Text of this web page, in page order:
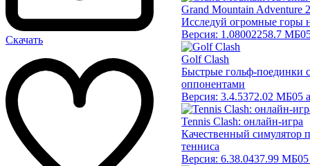
Скачать
Grand Mountain Adventure
Исследуй огромные горы
Версия: 1.08002258.7 МБ
Golf Clash
Быстрые гольф-поединки
оппонентами
Версия: 3.4.5372.02 МБ05
Tennis Clash: онлайн-игра
Качественный симулятор
тенниса
Версия: 6.38.0437.99 МБ